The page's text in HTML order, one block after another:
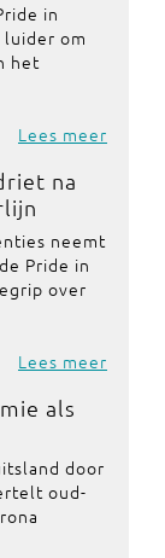
in
om
het
Lees meer
na
neemt
Pride in
over
Lees meer
als
door
oud-